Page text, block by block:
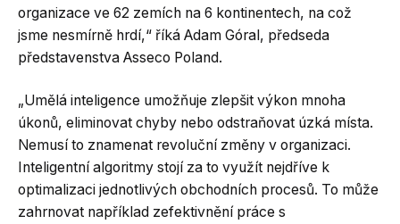
organizace ve 62 zemích na 6 kontinentech, na což
jsme nesmírně hrdí,“ říká Adam Góral, předseda
představenstva Asseco Poland.
„Umělá inteligence umožňuje zlepšit výkon mnoha
úkonů, eliminovat chyby nebo odstraňovat úzká místa.
Nemusí to znamenat revoluční změny v organizaci.
Inteligentní algoritmy stojí za to využít nejdříve k
optimalizaci jednotlivých obchodních procesů. To může
zahrnovat například zefektivnění práce s